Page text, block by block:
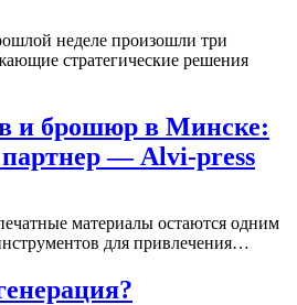
неделе произошли три
стратегические решения
и брошюр в Минске:
— Alvi-press
материалы остаются одним
для привлечения…